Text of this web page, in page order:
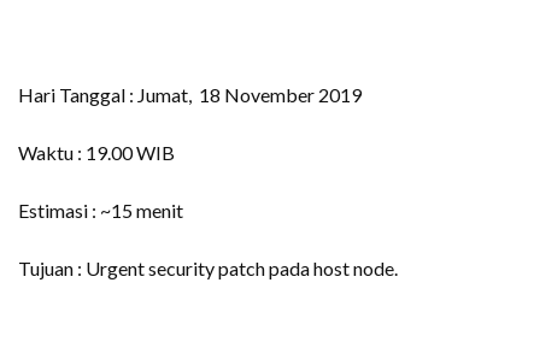
Hari Tanggal : Jumat, 18 November 2019
Waktu : 19.00 WIB
Estimasi : ~15 menit
Tujuan : Urgent security patch pada host node.